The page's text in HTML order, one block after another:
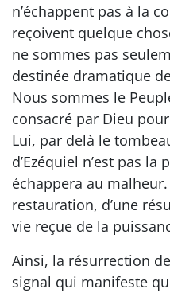
n’échappent pas à la
reçoivent quelque
ne sommes pas
destinée dramatique
Nous sommes le
consacré par Dieu
Lui, par delà le
d’Ezéquiel n’est pas
échappera au malheur.
restauration, d’une
vie reçue de la
Ainsi, la résurrection
signal qui manifeste